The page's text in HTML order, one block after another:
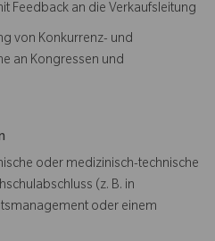
Feedback an die Verkaufsleitung
von Konkurrenz- und
an Kongressen und
oder medizinisch-technische
(z. B. in
oder einem